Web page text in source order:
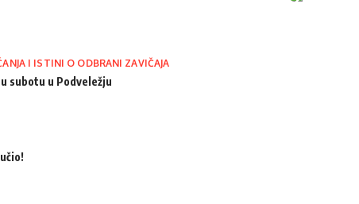
I ISTINI O ODBRANI ZAVIČAJA
subotu u Podveležju